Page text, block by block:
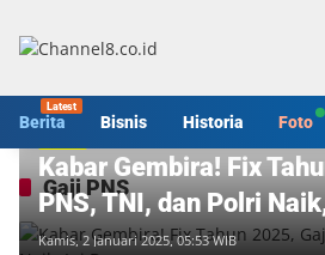
konten
Berita Bisnis Historia Foto
Gaji PNS
Kabar Gembira! Fix
PNS, TNI, dan Polri
Besarannya
Kamis, 2 Januari 2025, 05:53 WIB